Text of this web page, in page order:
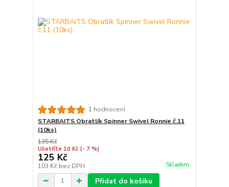
1 hodnocení
STARBAITS Obratlík Spinner Swivel Ronnie č.11
(10ks)
135 Kč
Ušetříte 10 Kč (- 7 %)
125 Kč
103 Kč bez DPH Skladem
Přidat do košíku